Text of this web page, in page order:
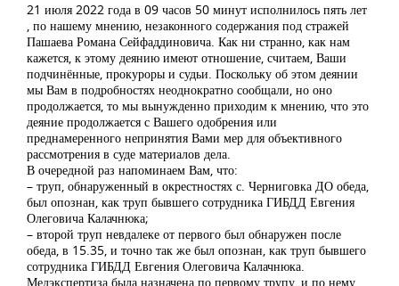
21 июля 2022 года в 09 часов 50 минут исполнилось пять лет
, по нашему мнению, незаконного содержания под стражей
Пашаева Романа Сейфаддиновича. Как ни странно, как нам
кажется, к этому деянию имеют отношение, считаем, Ваши
подчинённые, прокуроры и судьи. Поскольку об этом деянии
мы Вам в подробностях неоднократно сообщали, но оно
продолжается, то мы вынужденно приходим к мнению, что это
деяние продолжается с Вашего одобрения или
преднамеренного непринятия Вами мер для объективного
рассмотрения в суде материалов дела.
В очередной раз напоминаем Вам, что:
– труп, обнаруженный в окрестностях с. Черниговка ДО обеда,
был опознан, как труп бывшего сотрудника ГИБДД Евгения
Олеговича Калачнюка;
– второй труп невдалеке от первого был обнаружен после
обеда, в 15.35, и точно так же был опознан, как труп бывшего
сотрудника ГИБДД Евгения Олеговича Калачнюка.
Медэкспертиза была назначена по первому трупу, и по нему